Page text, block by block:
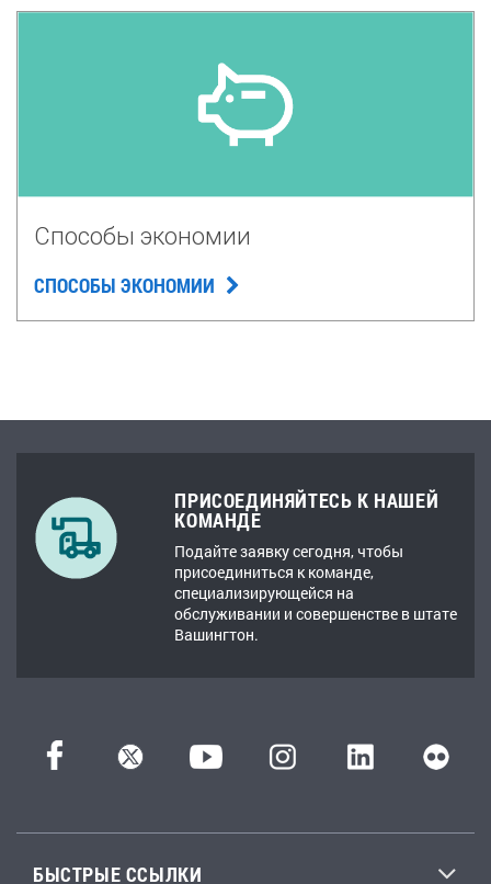
Способы экономии
СПОСОБЫ ЭКОНОМИИ
ПРИСОЕДИНЯЙТЕСЬ К НАШЕЙ
КОМАНДЕ
Подайте заявку сегодня, чтобы
присоединиться к команде,
специализирующейся на
обслуживании и совершенстве в штате
Вашингтон.
БЫСТРЫЕ ССЫЛКИ